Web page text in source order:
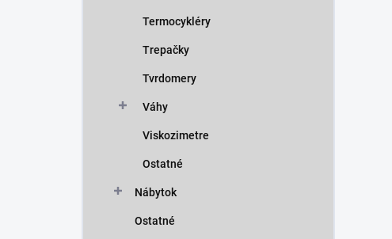
Termocykléry
Trepačky
Tvrdomery
Váhy
Viskozimetre
Ostatné
Nábytok
Ostatné